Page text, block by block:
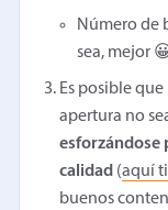
Número de
sea, mejor
Es posible
apertura no
esforzándose
calidad (aquí
buenos